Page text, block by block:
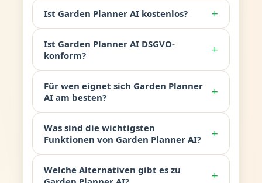
Ist Garden Planner AI kostenlos? +
Ist Garden Planner AI DSGVO-
konform?
+
Für wen eignet sich Garden Planner
AI am besten?
+
Was sind die wichtigsten
Funktionen von Garden Planner AI?
+
Welche Alternativen gibt es zu
+